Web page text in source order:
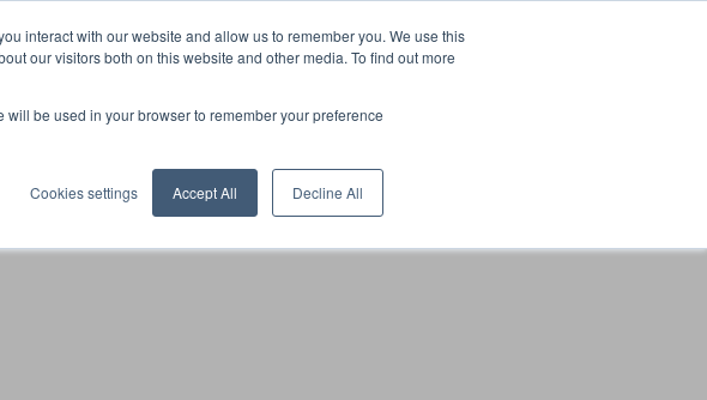
interact with our website and allow us to remember you. We use this
our visitors both on this website and other media. To find out more
be used in your browser to remember your preference
Cookies settings Accept All Decline All
Reservimarkkinat Referenssit Themo